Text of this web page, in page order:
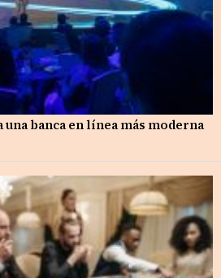
banca en línea más moderna